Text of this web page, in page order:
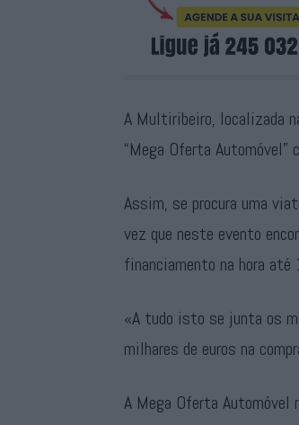
A Multiribeiro, localizada
“Mega Oferta
Assim, se procura uma
vez que neste evento
financiamento na hora
«A tudo isto se junta os
milhares de euros na
A Mega Oferta Automóvel